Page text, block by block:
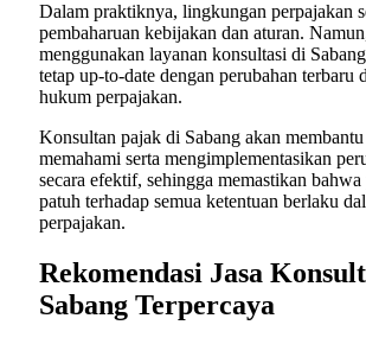
Dalam praktiknya, lingkungan perpajakan
pembaharuan kebijakan dan aturan.
menggunakan layanan konsultasi di
tetap up-to-date dengan perubahan terbaru
hukum perpajakan.
Konsultan pajak di Sabang akan
memahami serta mengimplementasikan
secara efektif, sehingga memastikan bahwa
patuh terhadap semua ketentuan berlaku
perpajakan.
Rekomendasi Jasa
Sabang Terpercaya